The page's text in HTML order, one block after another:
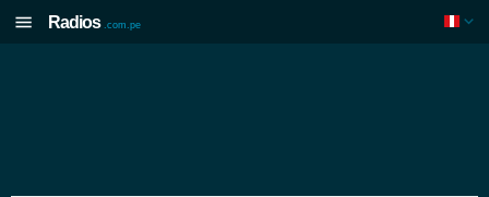
Radios .com.pe